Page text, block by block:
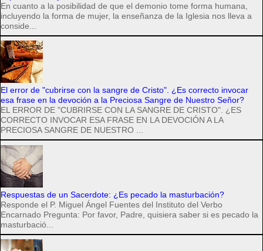
En cuanto a la posibilidad de que el demonio tome forma humana,
incluyendo la forma de mujer, la enseñanza de la Iglesia nos lleva a
conside...
El error de "cubrirse con la sangre de Cristo". ¿Es correcto invocar
esa frase en la devoción a la Preciosa Sangre de Nuestro Señor?
EL ERROR DE "CUBRIRSE CON LA SANGRE DE CRISTO". ¿ES
CORRECTO INVOCAR ESA FRASE EN LA DEVOCIÓN A LA
PRECIOSA SANGRE DE NUESTRO ...
Respuestas de un Sacerdote: ¿Es pecado la masturbación?
Responde el P. Miguel Ángel Fuentes del Instituto del Verbo
Encarnado Pregunta: Por favor, Padre, quisiera saber si es pecado la
masturbació...